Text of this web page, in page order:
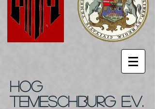
HOG
Temeschburg e.V.